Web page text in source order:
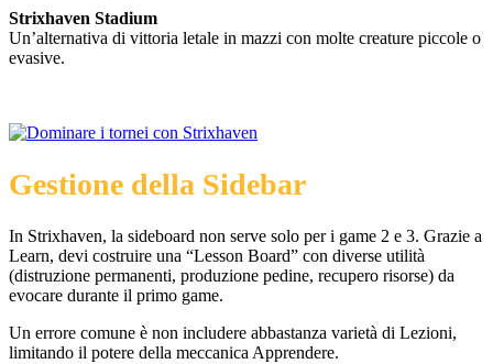
Strixhaven Stadium
Un’alternativa di vittoria letale in mazzi con molte creature piccole o
evasive.
Gestione della Sidebar
In Strixhaven, la sideboard non serve solo per i game 2 e 3. Grazie a
Learn, devi costruire una “Lesson Board” con diverse utilità
(distruzione permanenti, produzione pedine, recupero risorse) da
evocare durante il primo game.
Un errore comune è non includere abbastanza varietà di Lezioni,
limitando il potere della meccanica Apprendere.